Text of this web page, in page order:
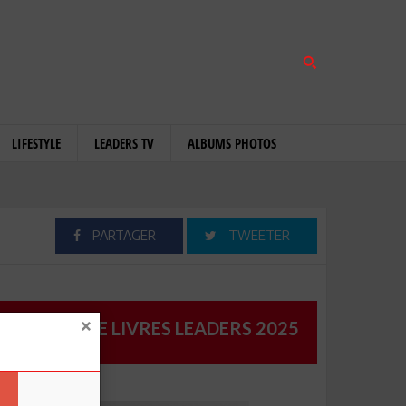
LIFESTYLE LEADERS TV ALBUMS PHOTOS
PARTAGER TWEETER
CATALOGUE LIVRES LEADERS 2025